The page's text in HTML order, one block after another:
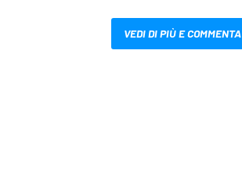
VEDI DI PIÙ E COMMENTA